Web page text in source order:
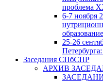
проблема
6-7 ноября
25-26
Заседания СПбСПР
АРХИВ